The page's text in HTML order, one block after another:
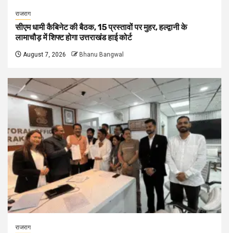
राजराग
सीएम धामी कैबिनेट की बैठक, 15 प्रस्तावों पर मुहर, हल्द्वानी के
लामाचौड़ में शिफ्ट होगा उत्तराखंड हाई कोर्ट
August 7, 2026 Bhanu Bangwal
राजराग